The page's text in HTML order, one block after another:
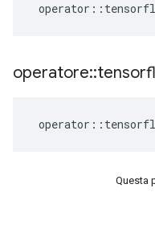
operator ::
operatore::
operator ::
Questa